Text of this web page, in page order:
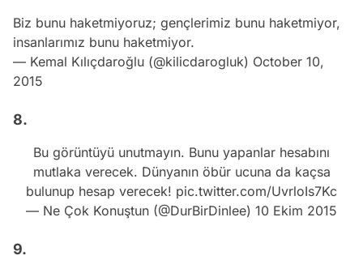
Biz bunu haketmiyoruz; gençlerimiz bunu haketmiyor,
insanlarımız bunu haketmiyor.
— Kemal Kılıçdaroğlu (@kilicdarogluk) October 10,
2015
8.
Bu görüntüyü unutmayın. Bunu yapanlar hesabını
mutlaka verecek. Dünyanın öbür ucuna da kaçsa
bulunup hesap verecek! pic.twitter.com/UvrloIs7Kc
— Ne Çok Konuştun (@DurBirDinlee) 10 Ekim 2015
9.